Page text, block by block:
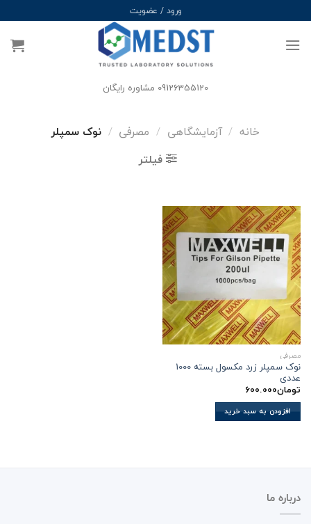
to
content
ورود / عضویت
09126355120 مشاوره رایگان
خانه / آزمایشگاهی / مصرفی / نوک سمپلر
فیلتر
مصرفی
نوک سمپلر زرد مکسول بسته 1000
عددی
تومان600.000
افزودن به سبد خرید
درباره ما